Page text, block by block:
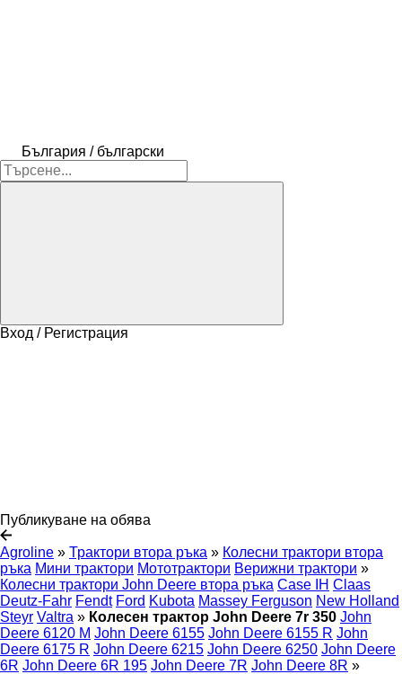
България / български
Вход / Регистрация
Публикуване на обява
Agroline » Трактори втора ръка » Колесни трактори втора
ръка Мини трактори Мототрактори Верижни трактори »
Колесни трактори John Deere втора ръка Case IH Claas
Deutz-Fahr Fendt Ford Kubota Massey Ferguson New Holland
Steyr Valtra » Колесен трактор John Deere 7r 350 John
Deere 6120 M John Deere 6155 John Deere 6155 R John
Deere 6175 R John Deere 6215 John Deere 6250 John Deere
6R John Deere 6R 195 John Deere 7R John Deere 8R »